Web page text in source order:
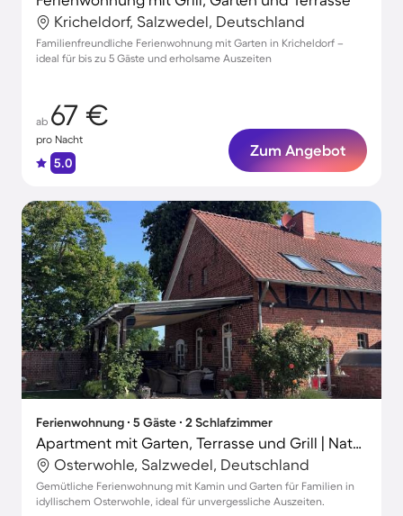
Kricheldorf, Salzwedel, Deutschland
Familienfreundliche Ferienwohnung mit Garten in Kricheldorf –
ideal für bis zu 5 Gäste und erholsame Auszeiten
ab 67 €
pro Nacht
5.0
Zum Angebot
Ferienwohnung ∙ 5 Gäste ∙ 2 Schlafzimmer
Apartment mit Garten, Terrasse und Grill | Naturblick
Osterwohle, Salzwedel, Deutschland
Gemütliche Ferienwohnung mit Kamin und Garten für Familien in
idyllischem Osterwohle, ideal für unvergessliche Auszeiten.